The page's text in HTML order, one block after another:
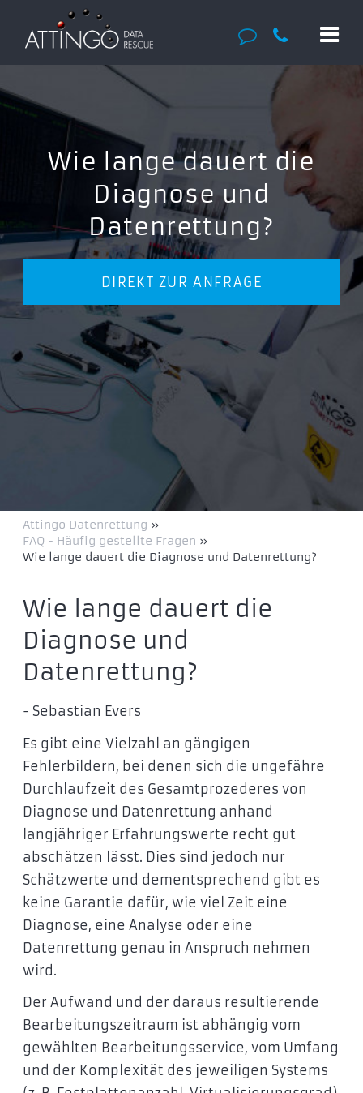
Wie lange dauert die
Diagnose und
Datenrettung?
DIREKT ZUR ANFRAGE
Attingo Datenrettung »
FAQ - Häufig gestellte Fragen »
Wie lange dauert die Diagnose und Datenrettung?
Wie lange dauert die
Diagnose und
Datenrettung?
- Sebastian Evers
Es gibt eine Vielzahl an gängigen
Fehlerbildern, bei denen sich die ungefähre
Durchlaufzeit des Gesamtprozederes von
Diagnose und Datenrettung anhand
langjähriger Erfahrungswerte recht gut
abschätzen lässt. Dies sind jedoch nur
Schätzwerte und dementsprechend gibt es
keine Garantie dafür, wie viel Zeit eine
Diagnose, eine Analyse oder eine
Datenrettung genau in Anspruch nehmen
wird.
Der Aufwand und der daraus resultierende
Bearbeitungszeitraum ist abhängig vom
gewählten Bearbeitungsservice, vom Umfang
und der Komplexität des jeweiligen Systems